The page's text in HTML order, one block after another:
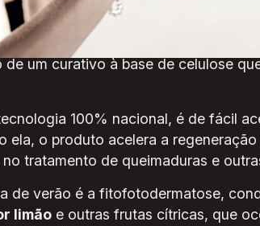
de segundo grau, aquelas que
um curativo à base de celulose
100% nacional, é de fácil
ela, o produto acelera a
tratamento de queimaduras e
de verão é a fitofotodermatose,
limãoe outras frutas cítricas, que